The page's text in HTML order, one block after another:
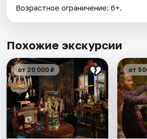
Возрастное ограничение: 6+.
Похожие экскурсии
от 20 000 ₽ от